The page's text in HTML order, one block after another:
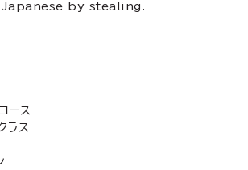
by stealing.
デミー日本語
ース
ラス